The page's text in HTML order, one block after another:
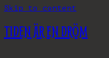
Skip to content
TIDEN ÄR EN DRÖM